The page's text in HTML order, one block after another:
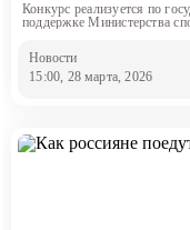
Конкурс реализуется по
поддержке Министерства
Новости
15:00, 28 марта, 2026